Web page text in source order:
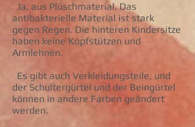
Ja, aus Plüschmaterial. Das
antibakterielle Material ist stark
gegen Regen. Die hinteren Kindersitze
haben keine Kopfstützen und
Armlehnen.
Es gibt auch Verkleidungsteile, und
der Schultergürtel und der Beingürtel
können in andere Farben geändert
werden.